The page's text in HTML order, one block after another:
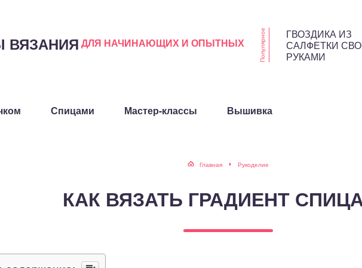
ВЯЗАНИЯ ДЛЯ НАЧИНАЮЩИХ И ОПЫТНЫХ Популярное
ГВОЗДИКА ИЗ
САЛФЕТКИ
РУКАМИ
Спицами Мастер-классы Вышивка
Главная Рукоделие
КАК ВЯЗАТЬ ГРАДИЕНТ